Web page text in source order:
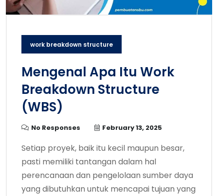
work breakdown structure
Mengenal Apa Itu Work
Breakdown Structure
(WBS)
No Responses February 13, 2025
Setiap proyek, baik itu kecil maupun besar,
pasti memiliki tantangan dalam hal
perencanaan dan pengelolaan sumber daya
yang dibutuhkan untuk mencapai tujuan yang